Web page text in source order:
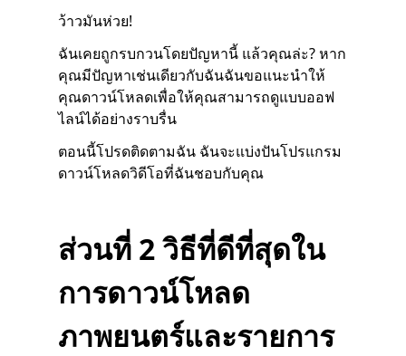
ว้าวมันห่วย!
ฉันเคยถูกรบกวนโดยปัญหานี้ แล้วคุณล่ะ? หาก
คุณมีปัญหาเช่นเดียวกับฉันฉันขอแนะนำให้
คุณดาวน์โหลดเพื่อให้คุณสามารถดูแบบออฟ
ไลน์ได้อย่างราบรื่น
ตอนนี้โปรดติดตามฉัน ฉันจะแบ่งปันโปรแกรม
ดาวน์โหลดวิดีโอที่ฉันชอบกับคุณ
ส่วนที่ 2 วิธีที่ดีที่สุดใน
การดาวน์โหลด
ภาพยนตร์และรายการ